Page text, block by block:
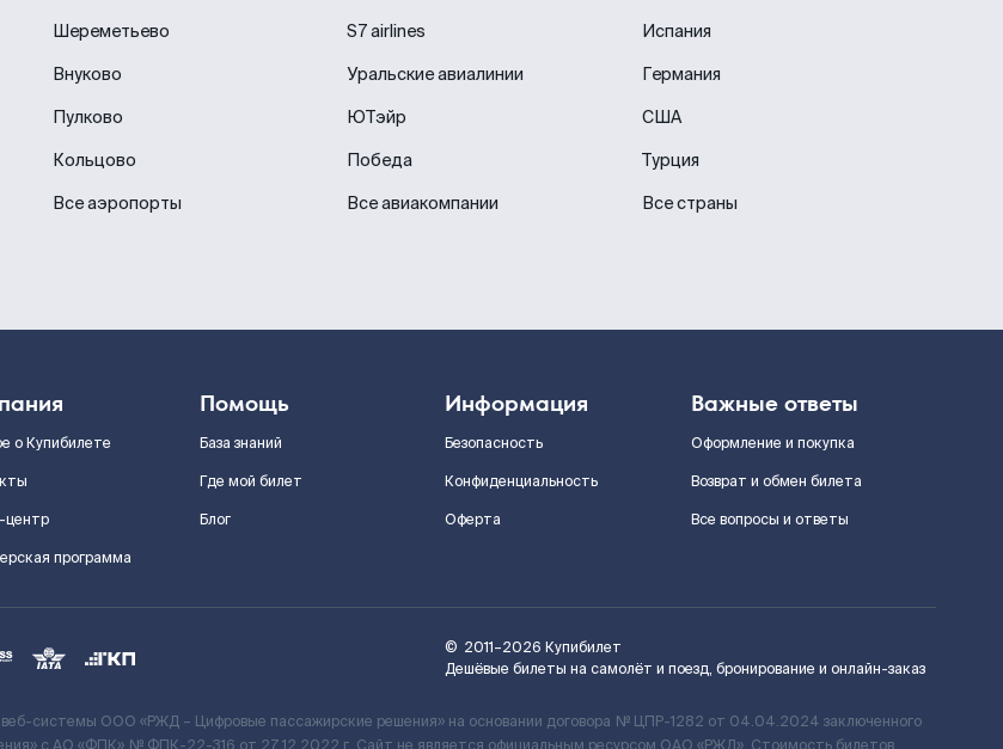
Шереметьево
Внуково
Пулково
Кольцово
Все аэропорты
S7 airlines
Уральские авиалинии
ЮТэйр
Победа
Все авиакомпании
Испания
Германия
США
Турция
Все страны
о Купибилете
центр
программа
Помощь
База знаний
Где мой билет
Блог
Информация
Безопасность
Конфиденциальность
Оферта
Важные ответы
Оформление и покупка
Возврат и обмен билета
Все вопросы и ответы
© 2011–2026 Купибилет
Дешёвые билеты на самолёт и поезд, бронирование и онлайн-заказ
системы ООО «РЖД – Цифровые пассажирские решения» на основании договора № ЦПР-1282 от 04.04.2024 заключенного